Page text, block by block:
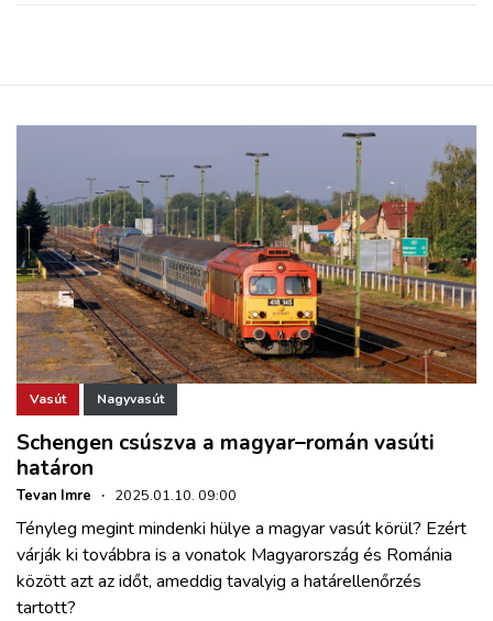
Vasút Nagyvasút
Schengen csúszva a magyar–román vasúti
határon
Tevan Imre · 2025.01.10. 09:00
Tényleg megint mindenki hülye a magyar vasút körül? Ezért
várják ki továbbra is a vonatok Magyarország és Románia
között azt az időt, ameddig tavalyig a határellenőrzés
tartott?